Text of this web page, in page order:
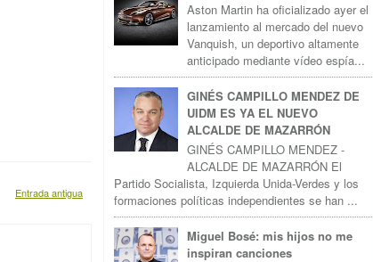
Entrada antigua
Aston Martin ha oficializado ayer el
lanzamiento al mercado del nuevo
Vanquish, un deportivo altamente
anticipado mediante vídeo espía...
GINÉS CAMPILLO MENDEZ DE
UIDM ES YA EL NUEVO
ALCALDE DE MAZARRÓN
GINÉS CAMPILLO MENDEZ -
ALCALDE DE MAZARRÓN El
Partido Socialista, Izquierda Unida-Verdes y los
formaciones políticas independientes se han ...
Miguel Bosé: mis hijos no me
inspiran canciones